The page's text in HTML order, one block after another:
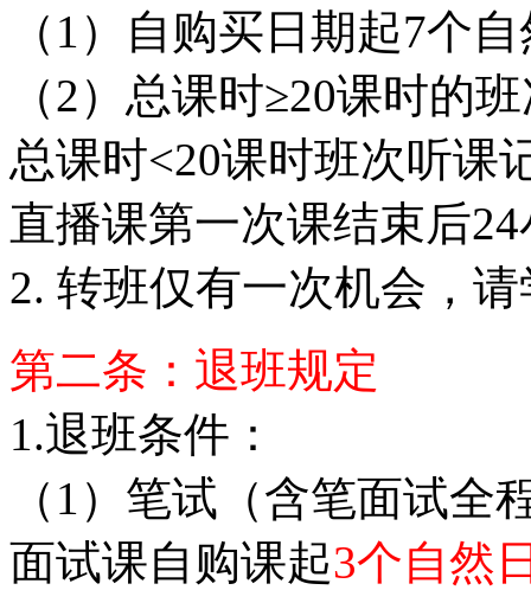
（1）自购买日期起7个
（2）总课时≥20课时的
总课时<20课时班次听课
直播课第一次课结束后
2. 转班仅有一次机会，
第二条：退班规定
1.退班条件：
（1）笔试（含笔面试全
面试课自购课起3个自然